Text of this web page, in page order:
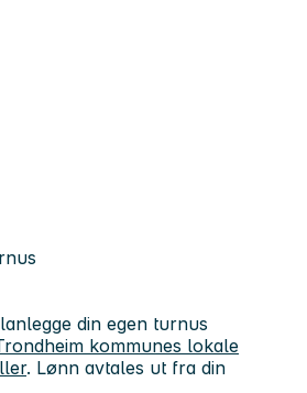
din egen turnus
kommunes lokale
. Lønn avtales ut fra din